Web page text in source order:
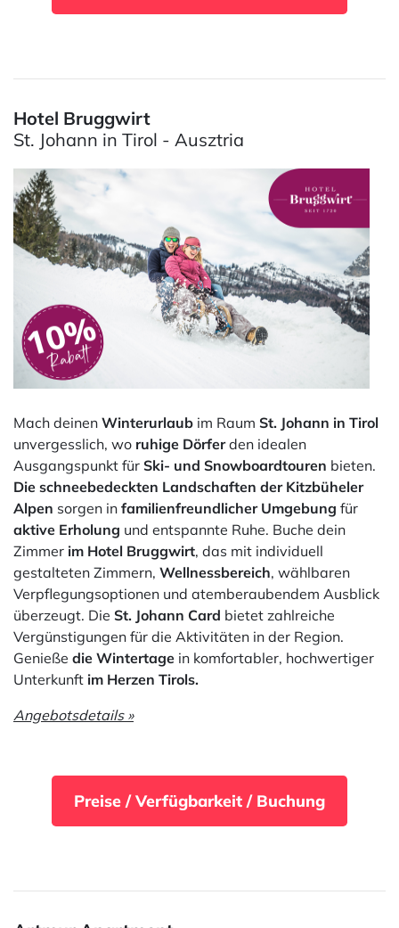
Hotel Bruggwirt
St. Johann in Tirol - Ausztria
Mach deinen Winterurlaub im Raum St. Johann in Tirol
unvergesslich, wo ruhige Dörferden idealen
Ausgangspunkt für Ski- und Snowboardtouren bieten.
Die schneebedeckten Landschaften der Kitzbüheler
Alpen sorgen in familienfreundlicher Umgebung für
aktive Erholung und entspannte Ruhe. Buche dein
Zimmer im Hotel Bruggwirt, das mit individuell
gestalteten Zimmern, Wellnessbereich, wählbaren
Verpflegungsoptionen und atemberaubendem Ausblick
überzeugt. Die St. Johann Card bietet zahlreiche
Vergünstigungen für die Aktivitäten in der Region.
Genieße die Wintertage in komfortabler, hochwertiger
Unterkunft im Herzen Tirols.
Angebotsdetails »
Preise / Verfügbarkeit / Buchung